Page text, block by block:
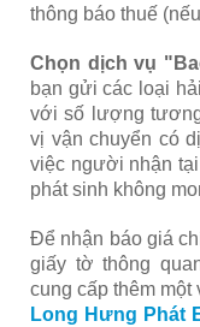
thông báo thuế
Chọn dịch vụ
bạn gửi các loại
với số lượng
vị vận chuyển có
việc người nhận
phát sinh không
Để nhận báo giá
giấy tờ thông
cung cấp thêm
Long Hưng Phát